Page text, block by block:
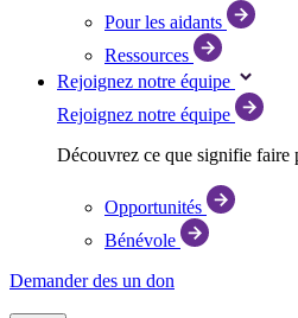
Pour les aidants
Ressources
Rejoignez notre équipe
Rejoignez notre équipe
Découvrez ce que signifie faire
Opportunités
Bénévole
Demander des un don